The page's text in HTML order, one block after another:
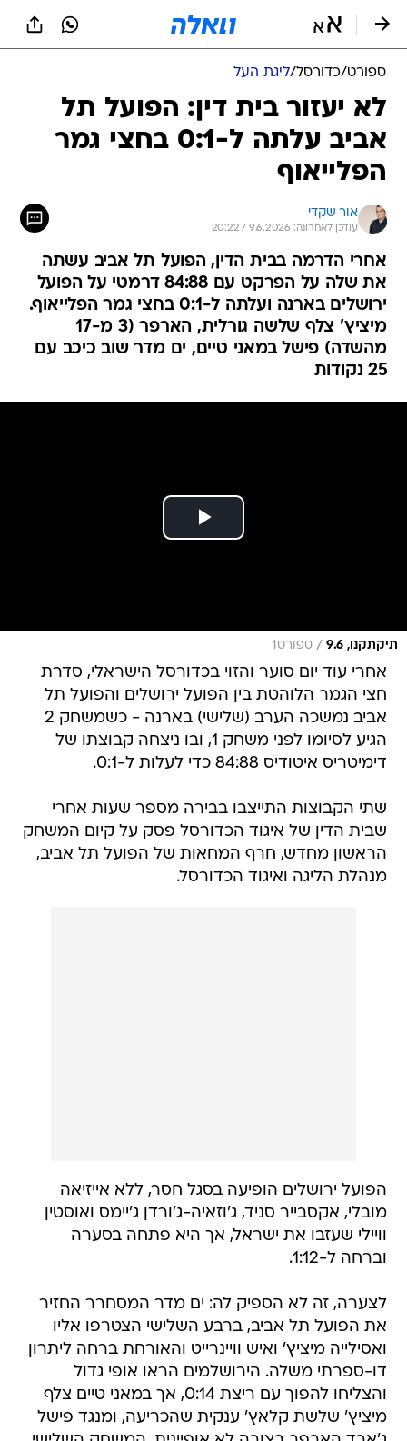
ספורט/כדורסל/ליגת העל
לא יעזור בית דין: הפועל תל
אביב עלתה ל-0:1 בחצי גמר
הפלייאוף
אור שקדי
עודכן לאחרונה: 9.6.2026 / 20:22
אחרי הדרמה בבית הדין, הפועל תל אביב עשתה
את שלה על הפרקט עם 84:88 דרמטי על הפועל
ירושלים בארנה ועלתה ל-0:1 בחצי גמר הפלייאוף.
מיציץ' צלף שלשה גורלית, הארפר (3 מ-17
מהשדה) פישל במאני טיים, ים מדר שוב כיכב עם
25 נקודות
תיקתקנו, 9.6 / ספורט1
אחרי עוד יום סוער והזוי בכדורסל הישראלי, סדרת
חצי הגמר הלוהטת בין הפועל ירושלים והפועל תל
אביב נמשכה הערב (שלישי) בארנה - כשמשחק 2
הגיע לסיומו לפני משחק 1, ובו ניצחה קבוצתו של
דימיטריס איטודיס 84:88 כדי לעלות ל-0:1.
שתי הקבוצות התייצבו בבירה מספר שעות אחרי
שבית הדין של איגוד הכדורסל פסק על קיום המשחק
הראשון מחדש, חרף המחאות של הפועל תל אביב,
מנהלת הליגה ואיגוד הכדורסל.
הפועל ירושלים הופיעה בסגל חסר, ללא אייזיאה
מובלי, אקסבייר סניד, ג'וזאיה-ג'ורדן ג'יימס ואוסטין
וויילי שעזבו את ישראל, אך היא פתחה בסערה
וברחה ל-1:12.
לצערה, זה לא הספיק לה: ים מדר המסחרר החזיר
את הפועל תל אביב, ברבע השלישי הצטרפו אליו
ואסילייה מיציץ' ואיש וויינרייט והאורחת ברחה ליתרון
דו-ספרתי משלה. הירושלמים הראו אופי גדול
והצליחו להפוך עם ריצת 0:14, אך במאני טיים צלף
מיציץ' שלשת קלאץ' ענקית שהכריעה, ומנגד פישל